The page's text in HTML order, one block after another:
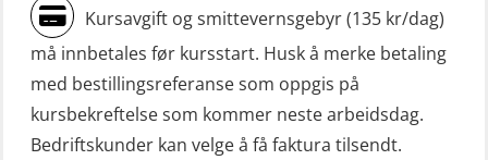
Livbåtfører sliskelivbåt repetisjon
(OSE1301)
Livbåtfører sliskestuplivbåt –
grunnleggende (OSE129)
Kursavgift og smittevernsgebyr (135 kr/dag)
må innbetales før kursstart. Husk å merke betaling
med bestillingsreferanse som oppgis på
kursbekreftelse som kommer neste arbeidsdag.
Bedriftskunder kan velge å få faktura tilsendt.